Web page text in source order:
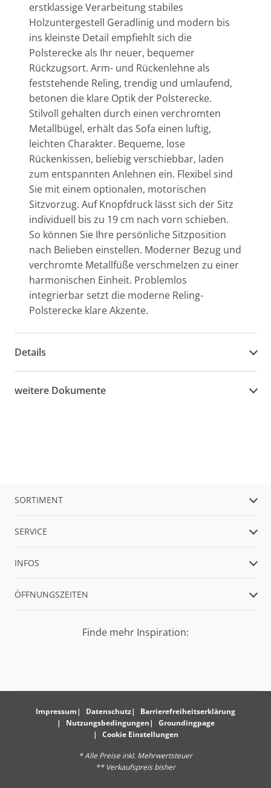
erstklassige Verarbeitung stabiles
Holzuntergestell Geradlinig und modern bis
ins kleinste Detail empfiehlt sich die
Polsterecke als Ihr neuer, bequemer
Rückzugsort. Arm- und Rückenlehne als
feststehende Reling, trendig und umlaufend,
betonen die klare Optik der Polsterecke.
Stilvoll gehalten durch einen verchromten
Metallbügel, erhält das Sofa einen luftig,
leichten Charakter. Bequeme, lose
Rückenkissen, beliebig verschiebbar, laden
zum entspannten Anlehnen ein. Flexibel sind
Sie mit einem optionalen, motorischen
Sitzvorzug. Auf Knopfdruck lässt sich der Sitz
individuell bis zu 19 cm nach vorn schieben.
So können Sie Ihre persönliche Sitzposition
nach Belieben einstellen. Moderner Bezug und
verchromte Metallfüße verschmelzen zu einer
harmonischen Einheit. Problemlos
integrierbar setzt die moderne Reling-
Polsterecke klare Akzente.
Details
weitere Dokumente
SORTIMENT
SERVICE
INFOS
ÖFFNUNGSZEITEN
Finde mehr Inspiration:
Impressum Datenschutz
Barrierefreiheitserklärung
Nutzungsbedingungen
Groundingpage
Cookie Einstellungen
* Alle Preise inkl. Mehrwertsteuer
** Verkaufspreis bisher